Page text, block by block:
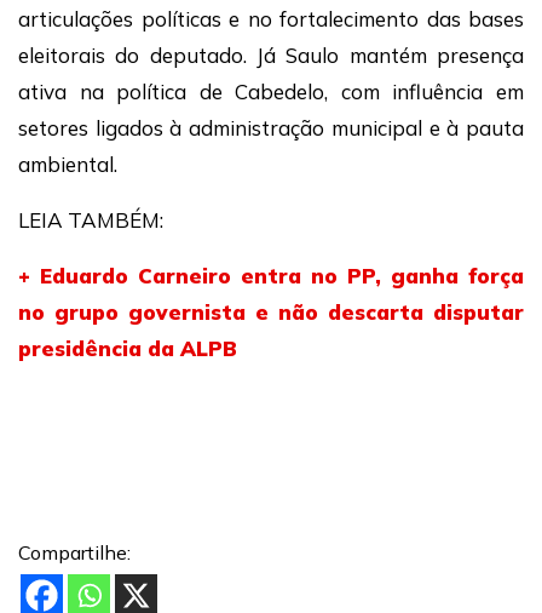
articulações políticas e no fortalecimento das bases
eleitorais do deputado. Já Saulo mantém presença
ativa na política de Cabedelo, com influência em
setores ligados à administração municipal e à pauta
ambiental.
LEIA TAMBÉM:
+ Eduardo Carneiro entra no PP, ganha força
no grupo governista e não descarta disputar
presidência da ALPB
Compartilhe: